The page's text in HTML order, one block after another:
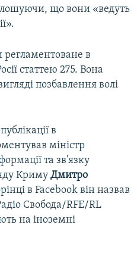
що вони «ведуть
в
статтею 275. Вона
позбавлення волі
в
міністр
та зв'язку
Криму Дмитро
в Facebook він назвав
Свобода/RFE/RL
на іноземні